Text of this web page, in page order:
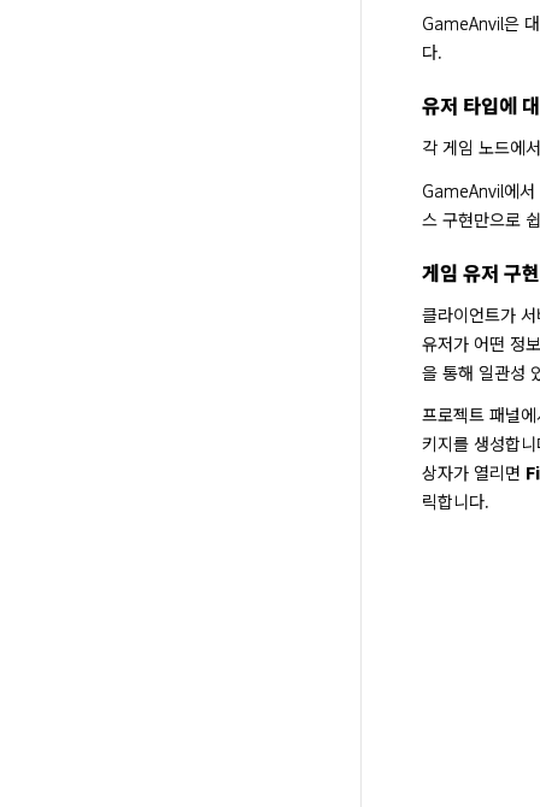
GameAnvil은
다.
유저 타입에
각 게임 노드에
GameAnvil에서
스 구현만으로
게임 유저 구현
클라이언트가
유저가 어떤 정
을 통해 일관성
프로젝트 패널
키지를 생성합
상자가 열리면
릭합니다.